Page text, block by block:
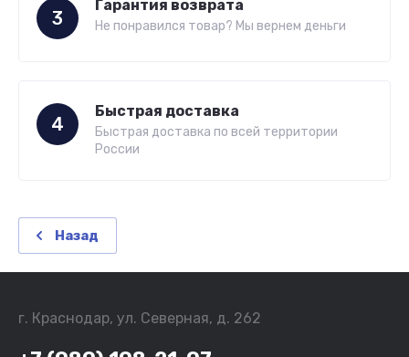
3
Гарантия возврата
Не понравился товар? Мы вернем деньги
4
Быстрая доставка
Быстрая доставка по всей территории
России
Назад
г. Краснодар, ул. Северная, д. 262